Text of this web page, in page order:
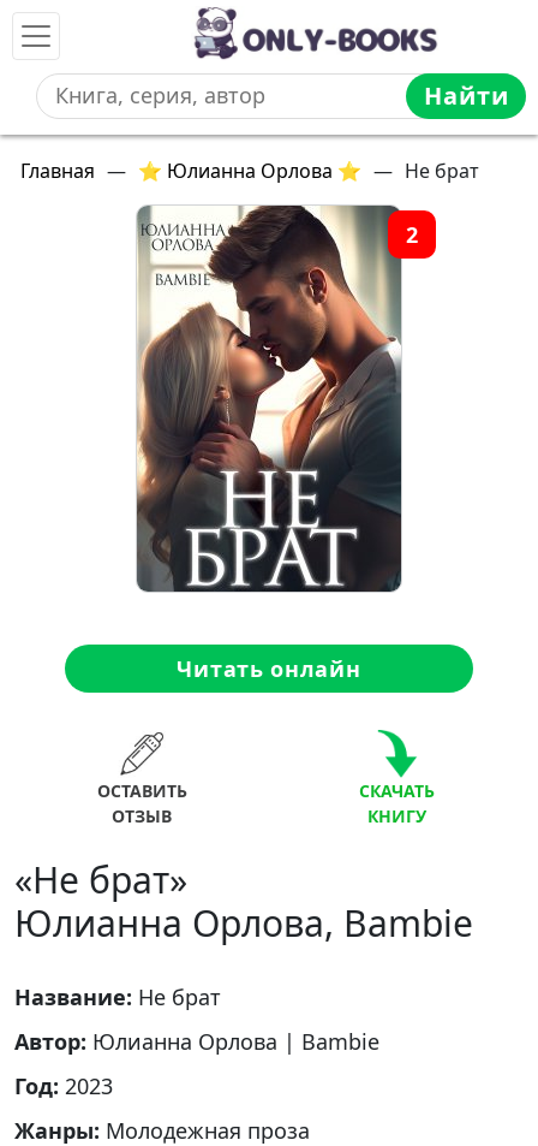
Найти
Главная — ⭐ Юлианна Орлова ⭐ — Не брат
2
Читать онлайн
ОСТАВИТЬ
ОТЗЫВ
СКАЧАТЬ
КНИГУ
«Не брат»
Юлианна Орлова, Bambie
Название: Не брат
Автор: Юлианна Орлова | Bambie
Год: 2023
Жанры: Молодежная проза